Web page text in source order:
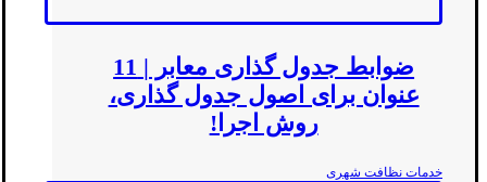
ضوابط جدول گذاری معابر | 11
عنوان برای اصول جدول گذاری،
روش اجرا!
خدمات نظافت شهری